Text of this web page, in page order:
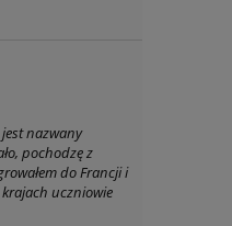
jest nazwany
pochodzę z
do Francji i
uczniowie